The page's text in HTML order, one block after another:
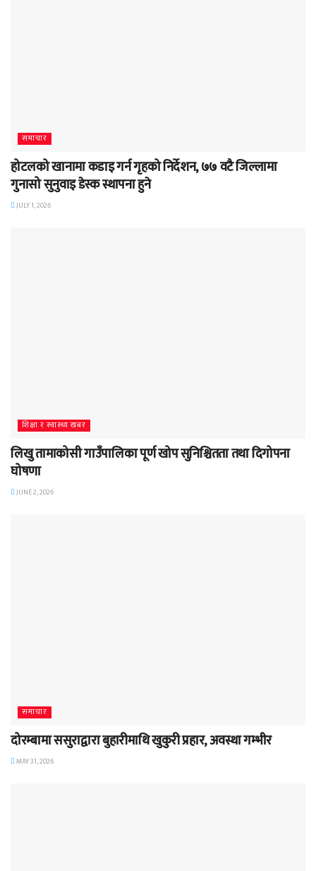
समाचार
होटलको खानामा कडाइ गर्न गृहको निर्देशन, ७७ वटै जिल्लामा
गुनासो सुनुवाइ डेस्क स्थापना हुने
JULY 1, 2026
शिक्षा र स्वास्थ्य खबर
लिखु तामाकोसी गाउँपालिका पूर्ण खोप सुनिश्चितता तथा दिगोपना
घोषणा
JUNE 2, 2026
समाचार
दोरम्बामा ससुराद्वारा बुहारीमाथि खुकुरी प्रहार, अवस्था गम्भीर
MAY 31, 2026